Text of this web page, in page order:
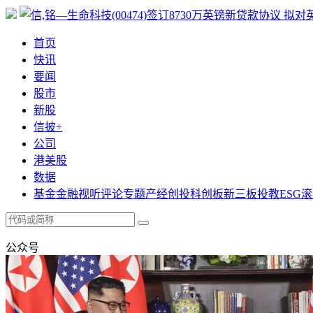
首页
快讯
要闻
股市
新股
信披+
公司
港美股
数据
基金金融视听评论专题产经创投科创板新三板投教ESG
公众号